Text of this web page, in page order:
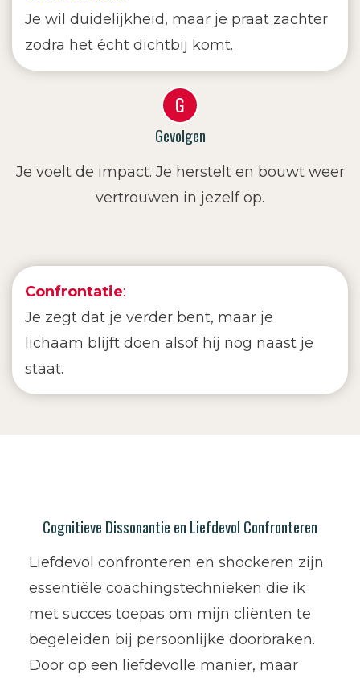
Je wil duidelijkheid, maar je praat zachter
zodra het écht dichtbij komt.
G
Gevolgen
Je voelt de impact. Je herstelt en bouwt weer
vertrouwen in jezelf op.
Confrontatie:
Je zegt dat je verder bent, maar je
lichaam blijft doen alsof hij nog naast je
staat.
Cognitieve Dissonantie en Liefdevol Confronteren
Liefdevol confronteren en shockeren zijn
essentiële coachingstechnieken die ik
met succes toepas om mijn cliënten te
begeleiden bij persoonlijke doorbraken.
Door op een liefdevolle manier, maar